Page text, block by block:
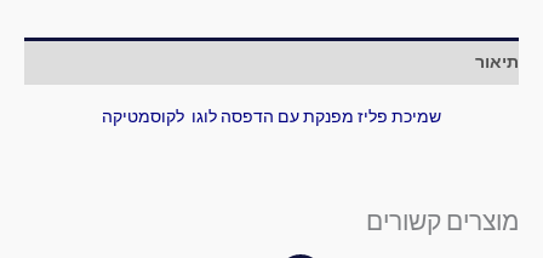
תיאור
שמיכת פליז מפנקת עם הדפסה לוגו לקוסמטיקה
מוצרים קשורים